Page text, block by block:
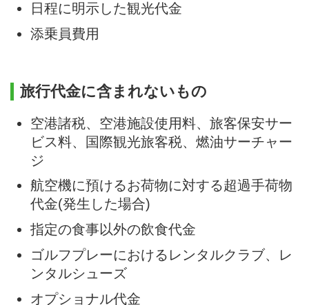
日程に明示した観光代金
添乗員費用
旅行代金に含まれないもの
空港諸税、空港施設使用料、旅客保安サー
ビス料、国際観光旅客税、燃油サーチャー
ジ
航空機に預けるお荷物に対する超過手荷物
代金(発生した場合)
指定の食事以外の飲食代金
ゴルフプレーにおけるレンタルクラブ、レ
ンタルシューズ
オプショナル代金